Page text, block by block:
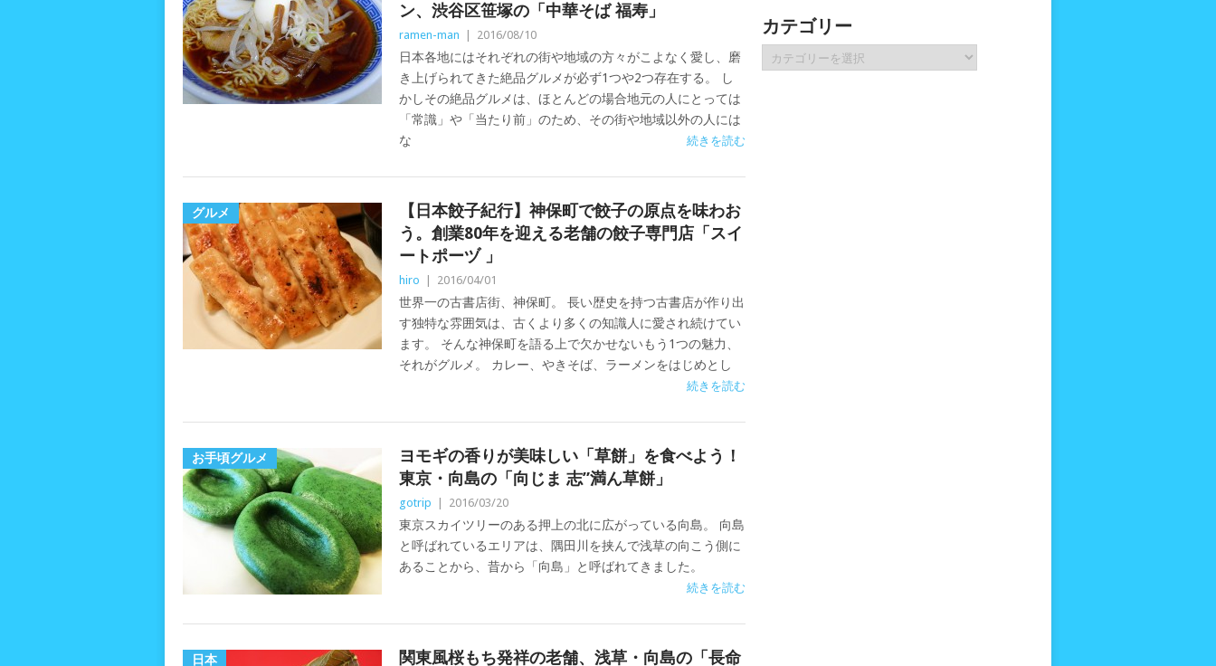
ン、渋谷区笹塚の「中華そば 福寿」
ramen-man 2016/08/10
日本各地にはそれぞれの街や地域の方々がこよなく愛し、磨
き上げられてきた絶品グルメが必ず1つや2つ存在する。 し
かしその絶品グルメは、ほとんどの場合地元の人にとっては
「常識」や「当たり前」のため、その街や地域以外の人には
な
続きを読む
グルメ
【日本餃子紀行】神保町で餃子の原点を味わお
う。創業80年を迎える老舗の餃子専門店「スイ
ートポーヅ 」
hiro 2016/04/01
世界一の古書店街、神保町。 長い歴史を持つ古書店が作り出
す独特な雰囲気は、古くより多くの知識人に愛され続けてい
ます。 そんな神保町を語る上で欠かせないもう1つの魅力、
それがグルメ。 カレー、やきそば、ラーメンをはじめとし
続きを読む
お手頃グルメ
ヨモギの香りが美味しい「草餅」を食べよう！
東京・向島の「向じま 志”満ん草餅」
gotrip 2016/03/20
東京スカイツリーのある押上の北に広がっている向島。 向島
と呼ばれているエリアは、隅田川を挟んで浅草の向こう側に
あることから、昔から「向島」と呼ばれてきました。
続きを読む
日本
関東風桜もち発祥の老舗、浅草・向島の「長命
イ
ブ
カテゴリー
テ